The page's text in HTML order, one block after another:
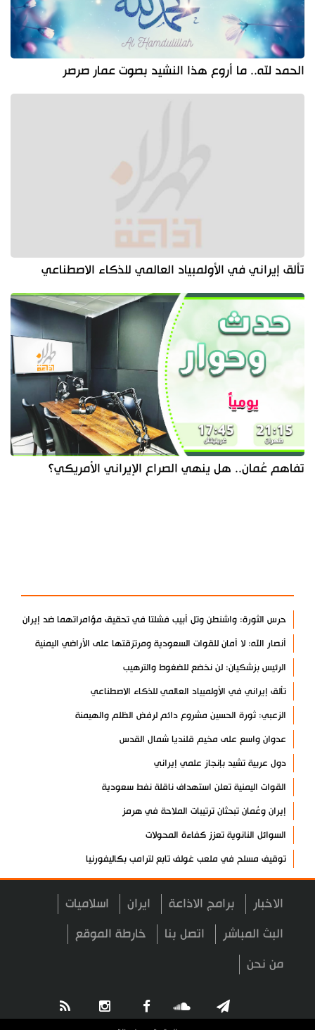
الحمد لله.. ما أروع هذا النشيد بصوت عمار صرصر
تألق إيراني في الأولمبياد العالمي للذكاء الاصطناعي
تفاهم عُمان.. هل ينهي الصراع الإيراني الأمريكي؟
حرس الثورة: واشنطن وتل أبيب فشلتا في تحقيق مؤامراتهما ضد إيران
أنصار الله: لا أمان للقوات السعودية ومرتزقتها على الأراضي اليمنية
الرئيس بزشكيان: لن نخضع للضغوط والترهيب
تألق إيراني في الأولمبياد العالمي للذكاء الاصطناعي
الزعبي: ثورة الحسين مشروع دائم لرفض الظلم والهيمنة
عدوان واسع على مخيم قلنديا شمال القدس
دول عربية تشيد بإنجاز علمي إيراني
القوات اليمنية تعلن استهداف ناقلة نفط سعودية
إيران وعُمان تبحثان ترتيبات الملاحة في هرمز
السوائل النانوية تعزز كفاءة المحولات
توقيف مسلح في ملعب غولف تابع لترامب بكاليفورنيا
البرازيل تخفّض علاقاتها مع الأرجنتين وتندد بتصعيد أميركي
علي السيد: صمت الحكومة يضعف موقف لبنان
انخفاض حاد في مخزون الصواريخ الأمريكية
العراق يعلن نجاح خطة زيارة الأربعين
رئيس بلدية طهران يلتقي مع متولي العتبة الحسينية ومحافظ كربلاء
تقرير مصور.. مراسم عزاء الأربعين بجوار مكان استشهاد الإمام
الاخبار برامج الاذاعة ايران اسلاميات
البث المباشر اتصل بنا خارطة الموقع
من نحن